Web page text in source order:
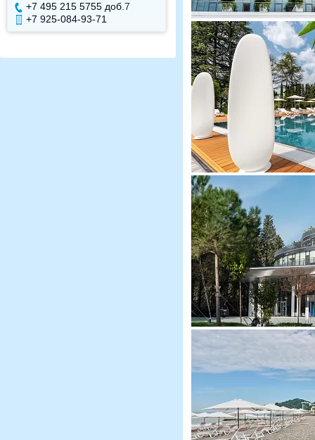
+7 495 215 5755 доб. 7
+7 925-084-93-71
+7 495 215 5755 доб.
+7 925-084-93-70